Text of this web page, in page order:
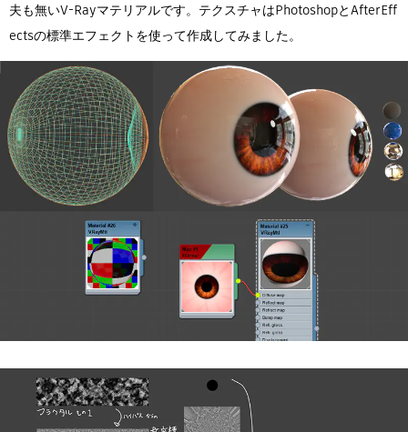
夫も無いV-Rayマテリアルです。テクスチャはPhotoshopとAfterEff
ectsの標準エフェクトを使って作成してみました。